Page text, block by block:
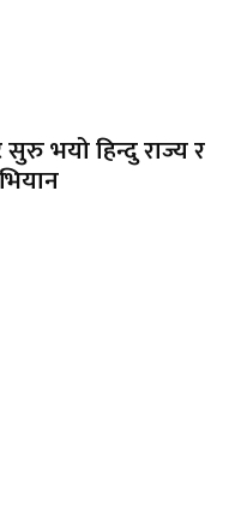
सुरु भयो हिन्दु राज्य र